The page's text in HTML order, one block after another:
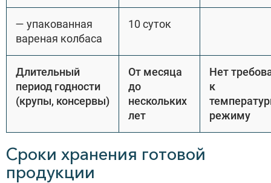
— упакованная
вареная колбаса
10 суток
Длительный
период годности
(крупы, консервы)
От месяца
до
нескольких
лет
Нет
к
режиму
Сроки хранения готовой
продукции